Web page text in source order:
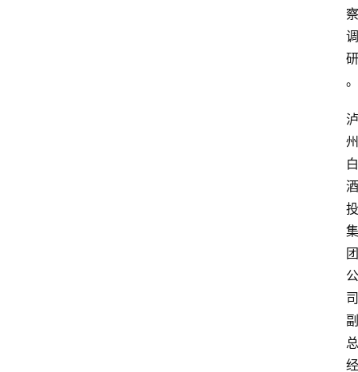
察
调
研
。
泸
州
白
酒
投
集
团
公
司
副
总
经